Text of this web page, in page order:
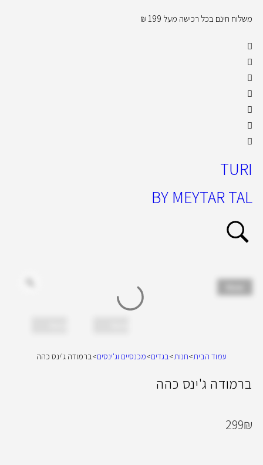
משלוח חינם בכל רכישה מעל 199 ₪
TURI
BY MEYTAR TAL
עמוד הבית>חנות>בגדים>מכנסיים וג'ינסים>ברמודה ג'ינס כהה
ברמודה ג'ינס כהה
299₪